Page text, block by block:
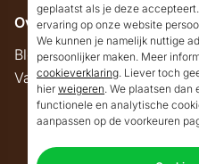
Overig
Blog
Vacatures
Copyright © 2026
Mocht ik je
kunnen
verneem ik
geplaatst als je deze
ervaring op onze website
We kunnen je namelijk nuttige
persoonlijker maken. Meer
cookieverklaring. Liever toch
hier weigeren. We plaatsen dan
functionele en analytische
aanpassen op de voorkeuren